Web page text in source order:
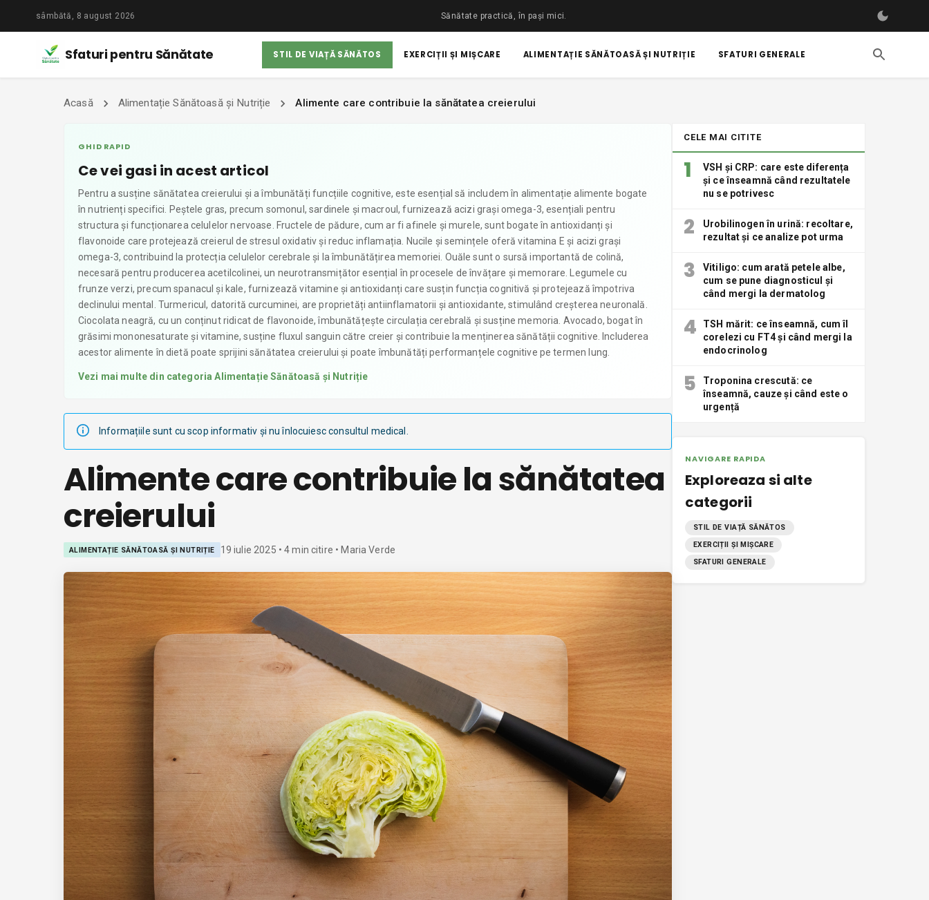
sâmbătă, 8 august 2026 Sănătate practică, în pași mici.
Sfaturi pentru Sănătate STIL DE VIAȚĂ SĂNĂTOS EXERCIȚII ȘI MIȘCARE ALIMENTAȚIE SĂNĂTOASĂ ȘI NUTRIȚIE SFATURI GENERALE
Acasă Alimentație Sănătoasă și Nutriție Alimente care contribuie la sănătatea creierului
GHID RAPID
Ce vei gasi in acest articol
Pentru a susține sănătatea creierului și a îmbunătăți funcțiile cognitive, este esențial să includem în alimentație alimente bogate
în nutrienți specifici. Peștele gras, precum somonul, sardinele și macroul, furnizează acizi grași omega-3, esențiali pentru
structura și funcționarea celulelor nervoase. Fructele de pădure, cum ar fi afinele și murele, sunt bogate în antioxidanți și
flavonoide care protejează creierul de stresul oxidativ și reduc inflamația. Nucile și semințele oferă vitamina E și acizi grași
omega-3, contribuind la protecția celulelor cerebrale și la îmbunătățirea memoriei. Ouăle sunt o sursă importantă de colină,
necesară pentru producerea acetilcolinei, un neurotransmițător esențial în procesele de învățare și memorare. Legumele cu
frunze verzi, precum spanacul și kale, furnizează vitamine și antioxidanți care susțin funcția cognitivă și protejează împotriva
declinului mental. Turmericul, datorită curcuminei, are proprietăți antiinflamatorii și antioxidante, stimulând creșterea neuronală.
Ciocolata neagră, cu un conținut ridicat de flavonoide, îmbunătățește circulația cerebrală și susține memoria. Avocado, bogat în
grăsimi mononesaturate și vitamine, susține fluxul sanguin către creier și contribuie la menținerea sănătății cognitive. Includerea
acestor alimente în dietă poate sprijini sănătatea creierului și poate îmbunătăți performanțele cognitive pe termen lung.
Vezi mai multe din categoriaAlimentație Sănătoasă și Nutriție
Informațiile sunt cu scop informativ și nu înlocuiesc consultul medical.
Alimente care contribuie la sănătatea
creierului
ALIMENTAȚIE SĂNĂTOASĂ ȘI NUTRIȚIE 19 iulie 2025 •4min citire • Maria Verde
CELE MAI CITITE
1
VSH și CRP: care este diferența
și ce înseamnă când rezultatele
nu se potrivesc
2
Urobilinogen în urină: recoltare,
rezultat și ce analize pot urma
3
Vitiligo: cum arată petele albe,
cum se pune diagnosticul și
când mergi la dermatolog
4
TSH mărit: ce înseamnă, cum îl
corelezi cu FT4 și când mergi la
endocrinolog
5
Troponina crescută: ce
înseamnă, cauze și când este o
urgență
NAVIGARE RAPIDA
Exploreaza si alte
categorii
STIL DE VIAȚĂ SĂNĂTOS
EXERCIȚII ȘI MIȘCARE
SFATURI GENERALE